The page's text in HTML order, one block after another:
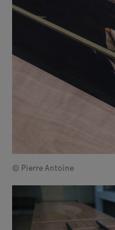
© Pierre Antoine